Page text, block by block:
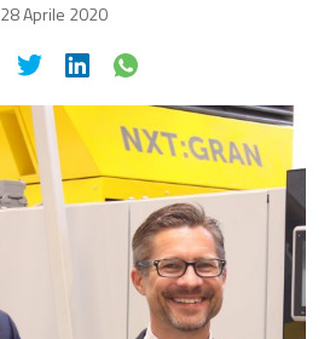
28 Aprile 2020